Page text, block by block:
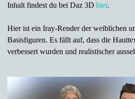
Inhalt findest du bei Daz 3D hier.
Hier ist ein Iray-Render der weiblichen
Basisfiguren. Es fällt auf, dass die
verbessert wurden und realistischer